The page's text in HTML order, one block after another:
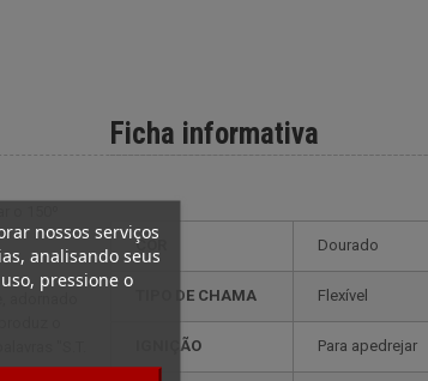
nossos serviços
analisando seus
pressione o
Ficha informativa
Dourado
TIPO DE CHAMA Flexível
IGNIÇÃO Para apedrejar
150º
o
"S.T.
e